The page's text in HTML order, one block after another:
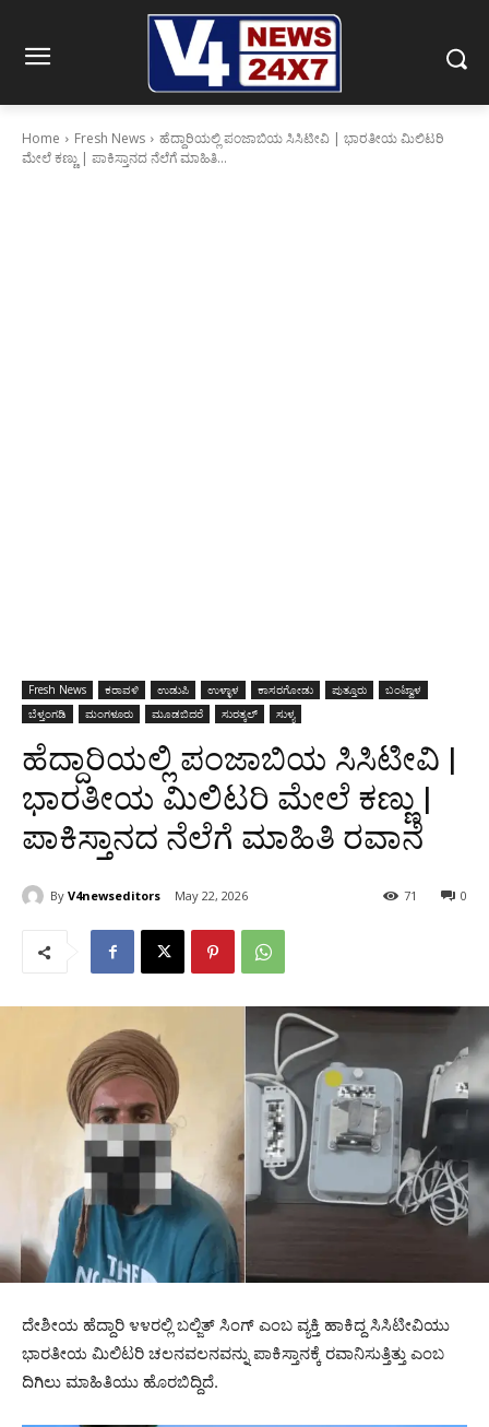
Home Fresh News
ಹೆದ್ದಾರಿಯಲ್ಲಿ ಪಂಜಾಬಿಯ ಸಿಸಿಟೀವಿ | ಭಾರತೀಯ ಮಿಲಿಟರಿ
ಮೇಲೆ ಕಣ್ಣು | ಪಾಕಿಸ್ತಾನದ ನೆಲೆಗೆ ಮಾಹಿತಿ...
Fresh News ಕರಾವಳಿ ಉಡುಪಿ ಉಳ್ಳಾಳ ಕಾಸರಗೋಡು ಪುತ್ತೂರು
ಬಂಟ್ವಾಳ
ಬೆಳ್ತಂಗಡಿ
ಮಂಗಳೂರು ಮೂಡಬಿದರೆ ಸುರತ್ಕಲ್ ಸುಳ್ಯ
ಹೆದ್ದಾರಿಯಲ್ಲಿ ಪಂಜಾಬಿಯ ಸಿಸಿಟೀವಿ |
ಭಾರತೀಯ ಮಿಲಿಟರಿ ಮೇಲೆ ಕಣ್ಣು |
ಪಾಕಿಸ್ತಾನದ ನೆಲೆಗೆ ಮಾಹಿತಿ ರವಾನೆ
By V4newseditors May 22, 2026 0
71
ದೇಶೀಯ ಹೆದ್ದಾರಿ ೪೪ರಲ್ಲಿ ಬಲ್ಜಿತ್ ಸಿಂಗ್ ಎಂಬ ವ್ಯಕ್ತಿ ಹಾಕಿದ್ದ ಸಿಸಿಟೀವಿಯು
ಭಾರತೀಯ ಮಿಲಿಟರಿ ಚಲನವಲನವನ್ನು ಪಾಕಿಸ್ತಾನಕ್ಕೆ ರವಾನಿಸುತ್ತಿತ್ತು ಎಂಬ
ದಿಗಿಲು ಮಾಹಿತಿಯು ಹೊರಬಿದ್ದಿದೆ.